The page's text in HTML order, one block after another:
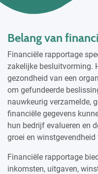
Belang van
Financiële rapportage
zakelijke besluitvorming.
gezondheid van een
om gefundeerde
nauwkeurig verzamelde,
financiële gegevens
hun bedrijf evalueren en
groei en winstgevendheid
Financiële rapportage
inkomsten, uitgaven,